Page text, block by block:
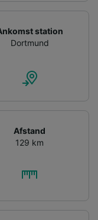
station
Dortmund
Afstand
129 km